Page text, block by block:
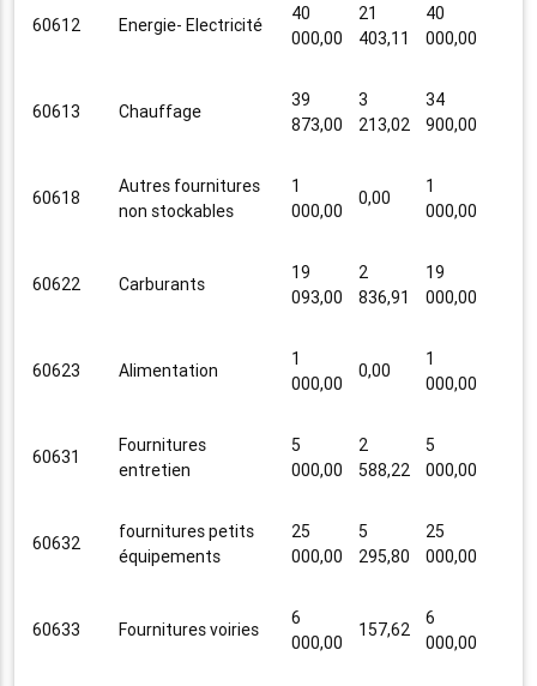
60612 Energie- Electricité
40
000,00
21
403,11
40
000,00
60613 Chauffage
39
873,00
3
213,02
34
900,00
60618
Autres fournitures
non stockables
1
000,00
0,00
1
000,00
60622 Carburants
19
093,00
2
836,91
19
000,00
60623 Alimentation
1
000,00
0,00
1
000,00
60631
Fournitures
entretien
5
000,00
2
588,22
5
000,00
60632
fournitures petits
équipements
25
000,00
5
295,80
25
000,00
60633 Fournitures voiries
6
000,00
157,62
6
000,00